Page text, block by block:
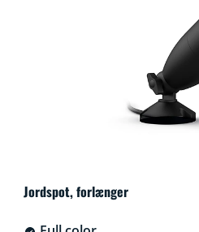
Jordspot, forlænger